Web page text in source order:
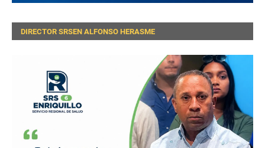
DIRECTOR SRSEN ALFONSO HERASME